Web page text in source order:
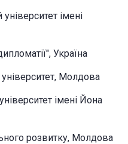
імені
Україна
Молдова
імені Йона
розвитку, Молдова